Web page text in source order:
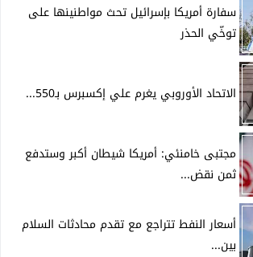
سفارة أمريكا بإسرائيل تحث مواطنينها على
توخّي الحذر
الاتحاد الأوروبي يغرم علي إكسبرس بـ550...
مجتبى خامنئي: أمريكا شيطان أكبر وستدفع
ثمن نقض...
أسعار النفط تتراجع مع تقدم محادثات السلام
بين...